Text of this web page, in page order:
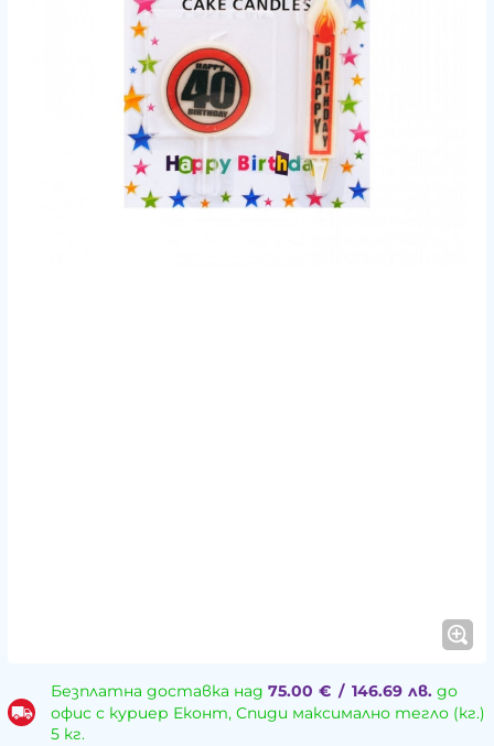
Безплатна доставка над 75.00 € / 146.69 лв.до
офис с куриер Еконт, Спиди максимално тегло (кг.)
5 кг.